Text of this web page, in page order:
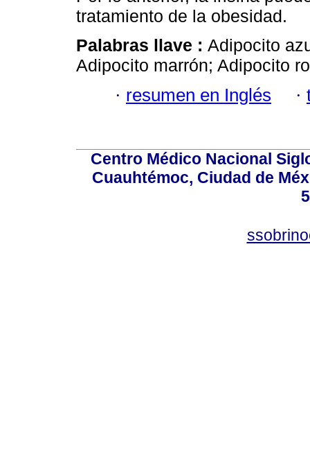
tratamiento de la obesidad.
Palabras llave : Adipocito
Adipocito marrón; Adipocito
· resumen en Inglés ·
Centro Médico Nacional
Cuauhtémoc, Ciudad de